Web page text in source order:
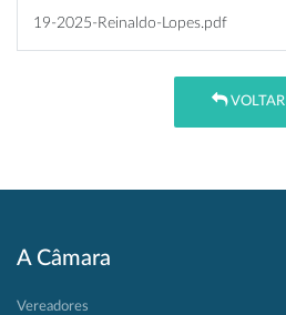
19-2025-Reinaldo-Lopes.pdf
VOLTAR
A Câmara
Vereadores